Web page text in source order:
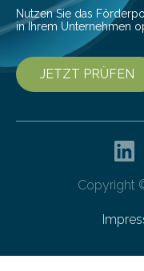
Nutzen Sie das
in Ihrem Unternehmen
JETZT PRÜFEN
Copyright